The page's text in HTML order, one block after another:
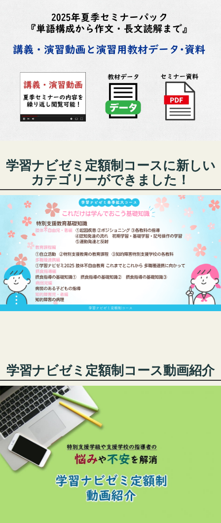
学習ナビゼミ定額制コースに新しい
カテゴリーができました！
学習ナビゼミ定額制コース動画紹介